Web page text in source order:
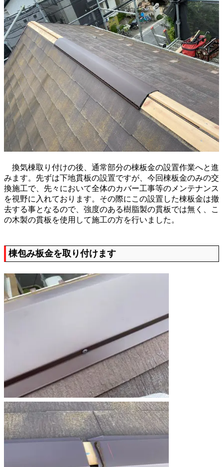
換気棟取り付けの後、通常部分の棟板金の設置作業へと進
みます。先ずは下地貫板の設置ですが、今回棟板金のみの交
換施工で、先々において全体のカバー工事等のメンテナンス
を視野に入れております。その際にこの設置した棟板金は撤
去する事となるので、強度のある樹脂製の貫板では無く、こ
の木製の貫板を使用して施工の方を行いました。
棟包み板金を取り付けます